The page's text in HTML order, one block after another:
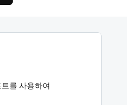
를 사용하여